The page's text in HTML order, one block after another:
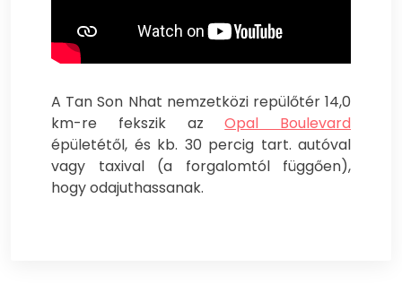
A Tan Son Nhat nemzetközi repülőtér 14,0
km-re fekszik azOpal Boulevard
épületétől, és kb. 30 percig tart. autóval
vagy taxival (a forgalomtól függően),
hogy odajuthassanak.